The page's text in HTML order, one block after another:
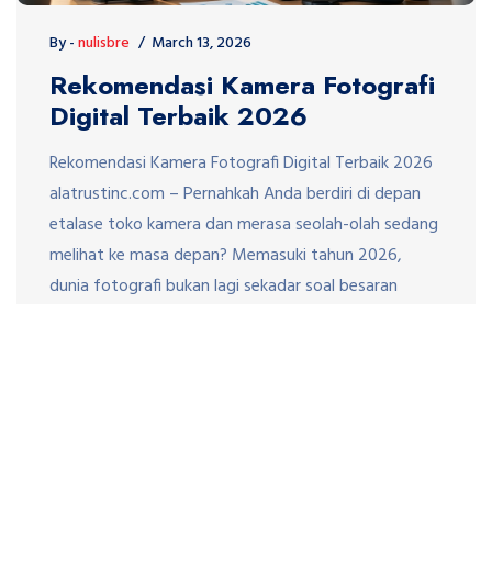
By -nulisbre March 13, 2026
Rekomendasi Kamera Fotografi
Digital Terbaik 2026
Rekomendasi Kamera Fotografi Digital Terbaik 2026
alatrustinc.com – Pernahkah Anda berdiri di depan
etalase toko kamera dan merasa seolah-olah sedang
melihat ke masa depan? Memasuki tahun 2026,
dunia fotografi bukan lagi sekadar soal besaran